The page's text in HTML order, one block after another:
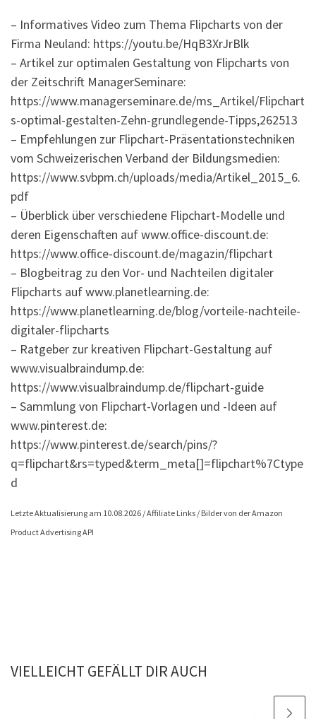
– Informatives Video zum Thema Flipcharts von der
Firma Neuland: https://youtu.be/HqB3XrJrBlk
– Artikel zur optimalen Gestaltung von Flipcharts von
der Zeitschrift ManagerSeminare:
https://www.managerseminare.de/ms_Artikel/Flipchart
s-optimal-gestalten-Zehn-grundlegende-Tipps,262513
– Empfehlungen zur Flipchart-Präsentationstechniken
vom Schweizerischen Verband der Bildungsmedien:
https://www.svbpm.ch/uploads/media/Artikel_2015_6.
pdf
– Überblick über verschiedene Flipchart-Modelle und
deren Eigenschaften auf www.office-discount.de:
https://www.office-discount.de/magazin/flipchart
– Blogbeitrag zu den Vor- und Nachteilen digitaler
Flipcharts auf www.planetlearning.de:
https://www.planetlearning.de/blog/vorteile-nachteile-
digitaler-flipcharts
– Ratgeber zur kreativen Flipchart-Gestaltung auf
www.visualbraindump.de:
https://www.visualbraindump.de/flipchart-guide
– Sammlung von Flipchart-Vorlagen und -Ideen auf
www.pinterest.de:
https://www.pinterest.de/search/pins/?
q=flipchart&rs=typed&term_meta[]=flipchart%7Ctype
d
Letzte Aktualisierung am 10.08.2026 / Affiliate Links / Bilder von der Amazon
Product Advertising API
VIELLEICHT GEFÄLLT DIR AUCH